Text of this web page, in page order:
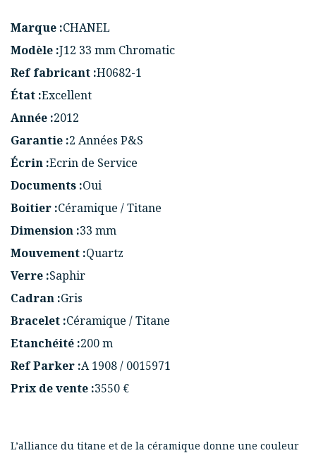
Marque :CHANEL
Modèle :J12 33 mm Chromatic
Ref fabricant :H0682-1
État :Excellent
Année :2012
Garantie :2 Années P&S
Écrin :Ecrin de Service
Documents :Oui
Boitier :Céramique / Titane
Dimension :33 mm
Mouvement :Quartz
Verre :Saphir
Cadran :Gris
Bracelet :Céramique / Titane
Etanchéité :200 m
Ref Parker :A 1908 / 0015971
Prix de vente :3550 €
L’alliance du titane et de la céramique donne une couleur